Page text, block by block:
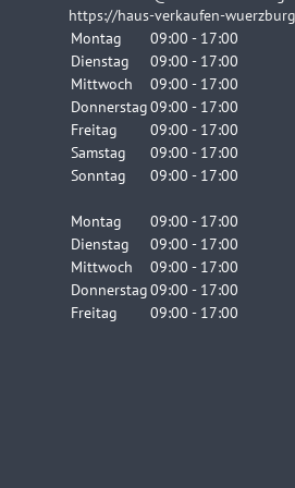
https://haus-verkaufen-
Montag
09:00 - 17:00
Dienstag
09:00 - 17:00
Mittwoch
09:00 - 17:00
Donnerstag09:00 - 17:00
Freitag
09:00 - 17:00
Samstag
09:00 - 17:00
Sonntag
09:00 - 17:00
Montag
09:00 - 17:00
Dienstag
09:00 - 17:00
Mittwoch
09:00 - 17:00
Donnerstag09:00 - 17:00
Freitag
09:00 - 17:00